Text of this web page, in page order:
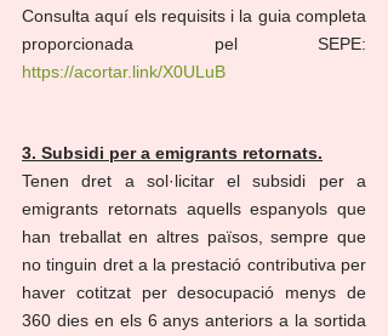
Consulta aquí els requisits i la guia completa
https://acortar.link/X0ULuB
3. Subsidi per a emigrants retornats.
Tenen dret a sol·licitar el subsidi per a
emigrants retornats aquells espanyols que
han treballat en altres països, sempre que
no tinguin dret a la prestació contributiva per
haver cotitzat per desocupació menys de
360 dies en els 6 anys anteriors a la sortida